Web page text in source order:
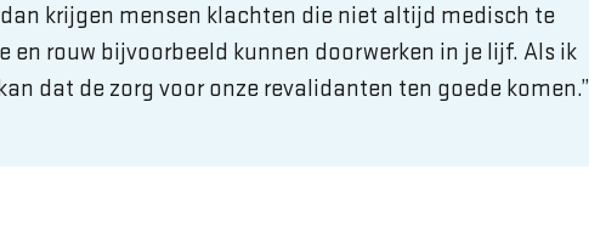
krijgen mensen klachten die niet altijd medisch te
en rouw bijvoorbeeld kunnen doorwerken in je lijf. Als ik
dat de zorg voor onze revalidanten ten goede komen.”